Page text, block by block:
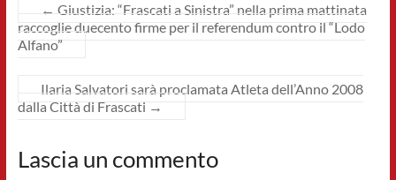
← Giustizia: “Frascati a Sinistra” nella prima mattinata
raccoglie duecento firme per il referendum contro il “Lodo
Alfano”
Ilaria Salvatori sarà proclamata Atleta dell’Anno 2008
dalla Città di Frascati →
Lascia un commento